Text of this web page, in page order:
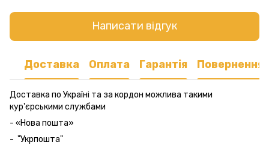
Написати відгук
Доставка Оплата Гарантія Повернення
Доставка по Україні та за кордон можлива такими
кур'єрськими службами
- «Нова пошта»
- "Укрпошта"